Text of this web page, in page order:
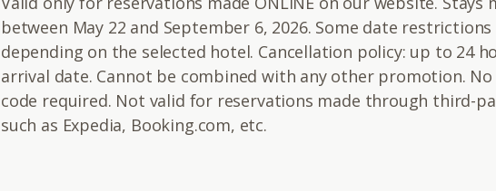
between May 22 and September 6, 2026. Some date
depending on the selected hotel. Cancellation policy: up to 24
arrival date. Cannot be combined with any other promotion.
code required. Not valid for reservations made through third-
such as Expedia, Booking.com, etc.